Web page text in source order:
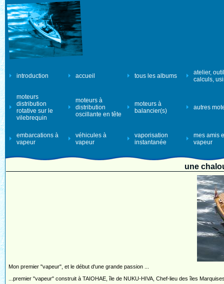
introduction accueil tous les albums
atelier,
calculs,
moteurs
distribution
rotative sur le
vilebrequin
moteurs à
distribution
oscillante en tête
moteurs à
balancier(s)
autres
embarcations à
vapeur
véhicules à
vapeur
vaporisation
instantanée
mes amis
vapeur
une
Mon premier "vapeur", et le début d'une grande passion ...
...premier "vapeur" construit à TAIOHAE, île de NUKU-HIVA, Chef-lieu des îles